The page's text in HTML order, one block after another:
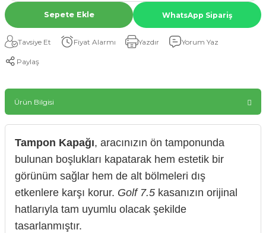
Sepete Ekle WhatsApp Sipariş
Tavsiye Et Fiyat Alarmı Yazdır Yorum Yaz
Paylaş
Ürün Bilgisi
Tampon Kapağı, aracınızın ön tamponunda
bulunan boşlukları kapatarak hem estetik bir
görünüm sağlar hem de alt bölmeleri dış
etkenlere karşı korur. Golf 7.5 kasanızın orijinal
hatlarıyla tam uyumlu olacak şekilde
tasarlanmıştır.